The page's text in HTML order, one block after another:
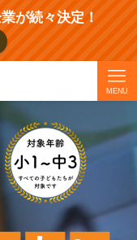
が続々決定！
MENU